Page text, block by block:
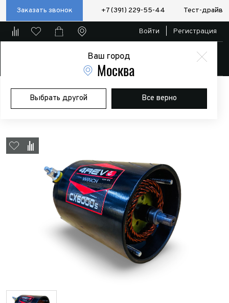
Заказать звонок +7 (391) 229-55-44 Тест-драйв
Ваш город
Москва
Выбрать другой Все верно
Войти Регистрация
Главная Магазин Дополнительное оборудование
Лебедки
Мотор 12V для лебедок 4Revo CX6000 / CX6000S